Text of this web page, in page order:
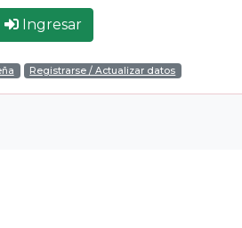
Ingresar
Registrarse / Actualizar datos